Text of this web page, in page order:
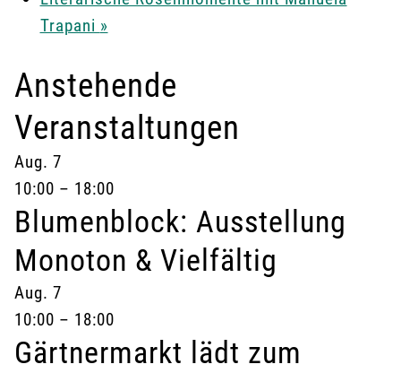
Trapani »
Anstehende
Veranstaltungen
Aug. 7
10:00 – 18:00
Blumenblock: Ausstellung
Monoton & Vielfältig
Aug. 7
10:00 – 18:00
Gärtnermarkt lädt zum